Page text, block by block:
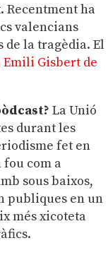
Recentment ha
valencians
de la tragèdia. El
Emili Gisbert de
La Unió
durant les
fet en
fou com a
sous baixos,
publiques en un
més xicoteta